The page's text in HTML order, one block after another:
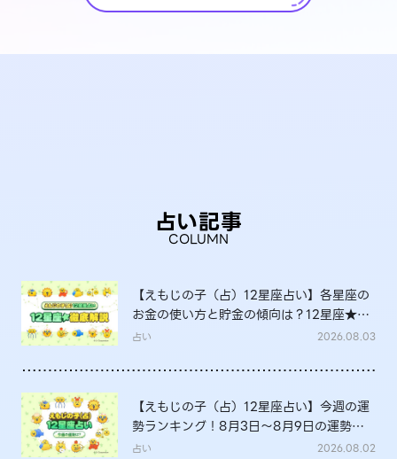
占い記事
COLUMN
【えもじの子（占）12星座占い】各星座の
お金の使い方と貯金の傾向は？12星座★徹
底解説
占い 2026.08.03
【えもじの子（占）12星座占い】今週の運
勢ランキング！8月3日～8月9日の運勢
は？
占い 2026.08.02